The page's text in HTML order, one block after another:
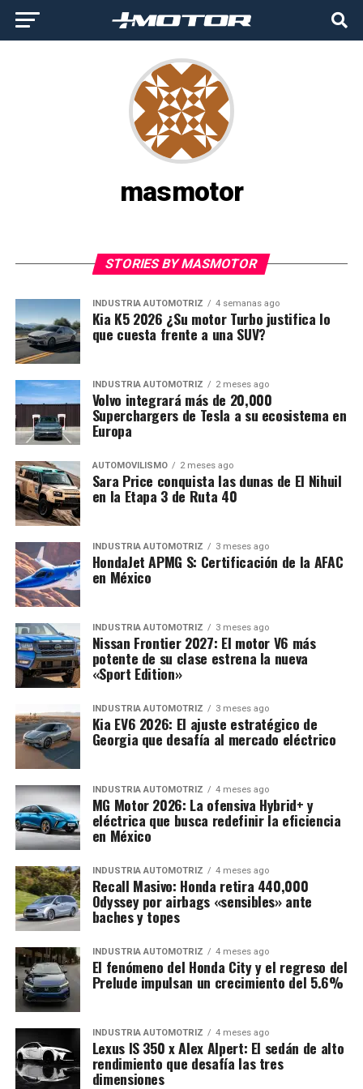
masmotor
STORIES BY MASMOTOR
INDUSTRIA AUTOMOTRIZ 4 semanas ago
Kia K5 2026 ¿Su motor Turbo justifica lo
que cuesta frente a una SUV?
INDUSTRIA AUTOMOTRIZ 2 meses ago
Volvo integrará más de 20,000
Superchargers de Tesla a su ecosistema en
Europa
AUTOMOVILISMO 2 meses ago
Sara Price conquista las dunas de El Nihuil
en la Etapa 3 de Ruta 40
INDUSTRIA AUTOMOTRIZ 3 meses ago
HondaJet APMG S: Certificación de la AFAC
en México
INDUSTRIA AUTOMOTRIZ 3 meses ago
Nissan Frontier 2027: El motor V6 más
potente de su clase estrena la nueva
«Sport Edition»
INDUSTRIA AUTOMOTRIZ 3 meses ago
Kia EV6 2026: El ajuste estratégico de
Georgia que desafía al mercado eléctrico
INDUSTRIA AUTOMOTRIZ 4 meses ago
MG Motor 2026: La ofensiva Hybrid+ y
eléctrica que busca redefinir la eficiencia
en México
INDUSTRIA AUTOMOTRIZ 4 meses ago
Recall Masivo: Honda retira 440,000
Odyssey por airbags «sensibles» ante
baches y topes
INDUSTRIA AUTOMOTRIZ 4 meses ago
El fenómeno del Honda City y el regreso del
Prelude impulsan un crecimiento del 5.6%
INDUSTRIA AUTOMOTRIZ 4 meses ago
Lexus IS 350 x Alex Alpert: El sedán de alto
rendimiento que desafía las tres
dimensiones